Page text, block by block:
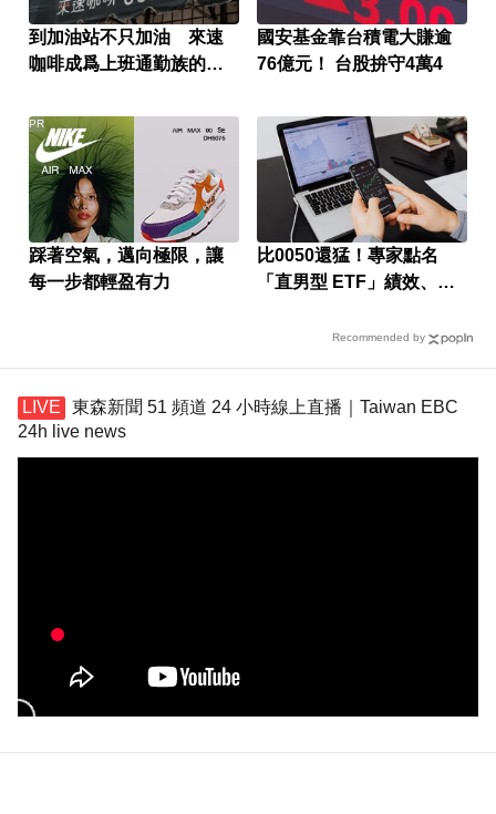
到加油站不只加油 來速
咖啡成爲上班通勤族的新
國安基金靠台積電大賺逾
76億元！ 台股拚守4萬4
踩著空氣，邁向極限，讓
每一步都輕盈有力
PR
比0050還猛！專家點名
「直男型 ETF」績效、抗
Recommended by
東森新聞 51 頻道 24 小時線上直播｜Taiwan EBC
24h live news